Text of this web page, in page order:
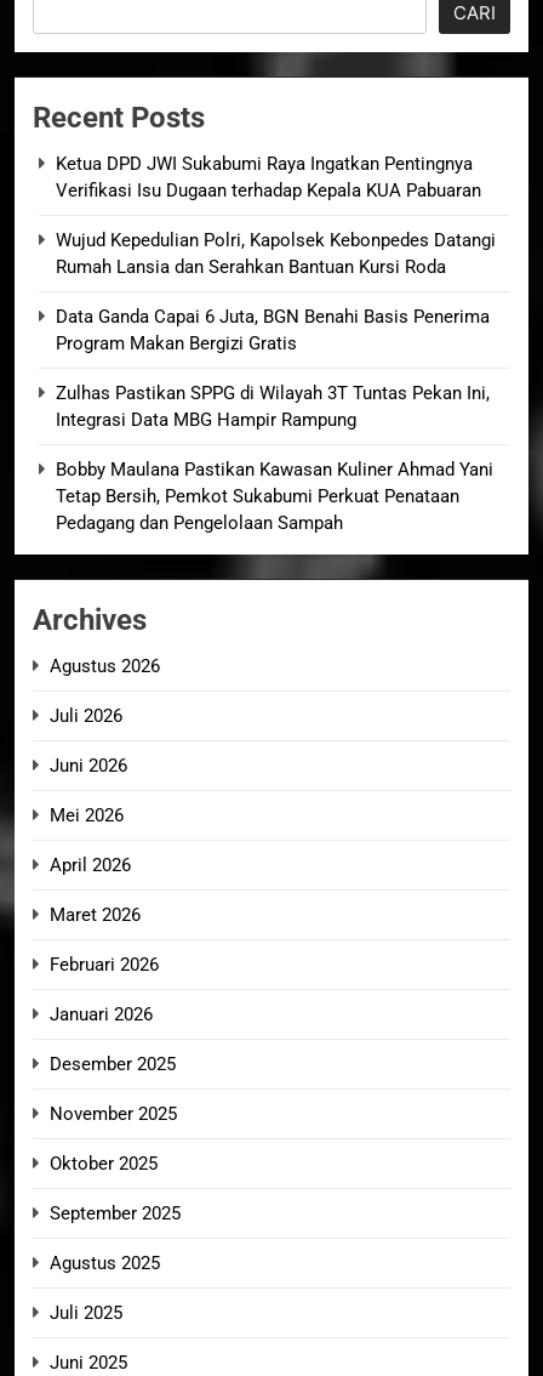
CARI
Recent Posts
Ketua DPD JWI Sukabumi Raya Ingatkan Pentingnya
Verifikasi Isu Dugaan terhadap Kepala KUA Pabuaran
Wujud Kepedulian Polri, Kapolsek Kebonpedes Datangi
Rumah Lansia dan Serahkan Bantuan Kursi Roda
Data Ganda Capai 6 Juta, BGN Benahi Basis Penerima
Program Makan Bergizi Gratis
Zulhas Pastikan SPPG di Wilayah 3T Tuntas Pekan Ini,
Integrasi Data MBG Hampir Rampung
Bobby Maulana Pastikan Kawasan Kuliner Ahmad Yani
Tetap Bersih, Pemkot Sukabumi Perkuat Penataan
Pedagang dan Pengelolaan Sampah
Archives
Agustus 2026
Juli 2026
Juni 2026
Mei 2026
April 2026
Maret 2026
Februari 2026
Januari 2026
Desember 2025
November 2025
Oktober 2025
September 2025
Agustus 2025
Juli 2025
Juni 2025